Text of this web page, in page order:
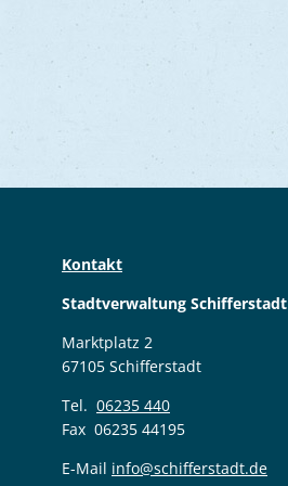
Kontakt
Stadtverwaltung Schifferstadt
Marktplatz 2
67105 Schifferstadt
Tel. 06235 440
Fax 06235 44195
E-Mail info@schifferstadt.de